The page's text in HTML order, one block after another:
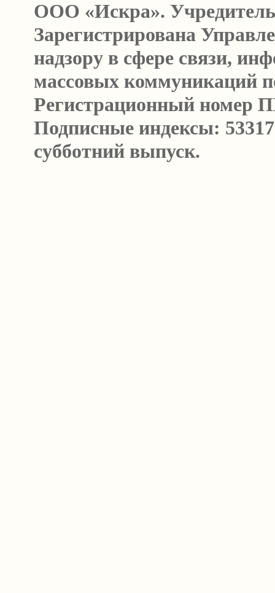
ООО «Искра».
Зарегистрирована
надзору в сфере связи,
массовых коммуникаций
Регистрационный номер
Подписные индексы:
субботний выпуск.